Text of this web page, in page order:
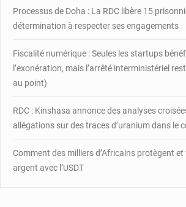
ressources
naturelles
Processus de Doha : La RDC libère 15
détermination à respecter ses engagements
Fiscalité numérique : Seules les startups
l’exonération, mais l’arrêté interministériel
au point)
RDC : Kinshasa annonce des analyses
allégations sur des traces d’uranium dans le
Comment des milliers d’Africains protègent
argent avec l’USDT